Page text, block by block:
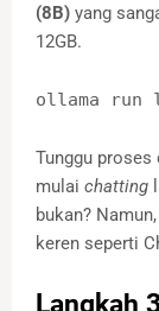
(8B) yang
12GB.
ollama run
Tunggu proses
mulai chatting
bukan?
keren seperti
Langkah